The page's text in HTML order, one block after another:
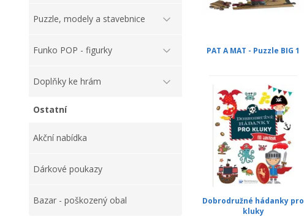
Puzzle, modely a stavebnice
Funko POP - figurky
Doplňky ke hrám
Ostatní
Akční nabídka
Dárkové poukazy
Bazar - poškozený obal
PAT A MAT - Puzzle BIG 1
Dobrodružné hádanky pro
kluky